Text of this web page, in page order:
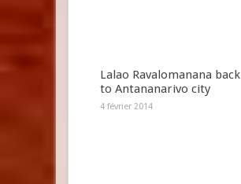
Lalao Ravalomanana back
to Antananarivo city
4 février 2014